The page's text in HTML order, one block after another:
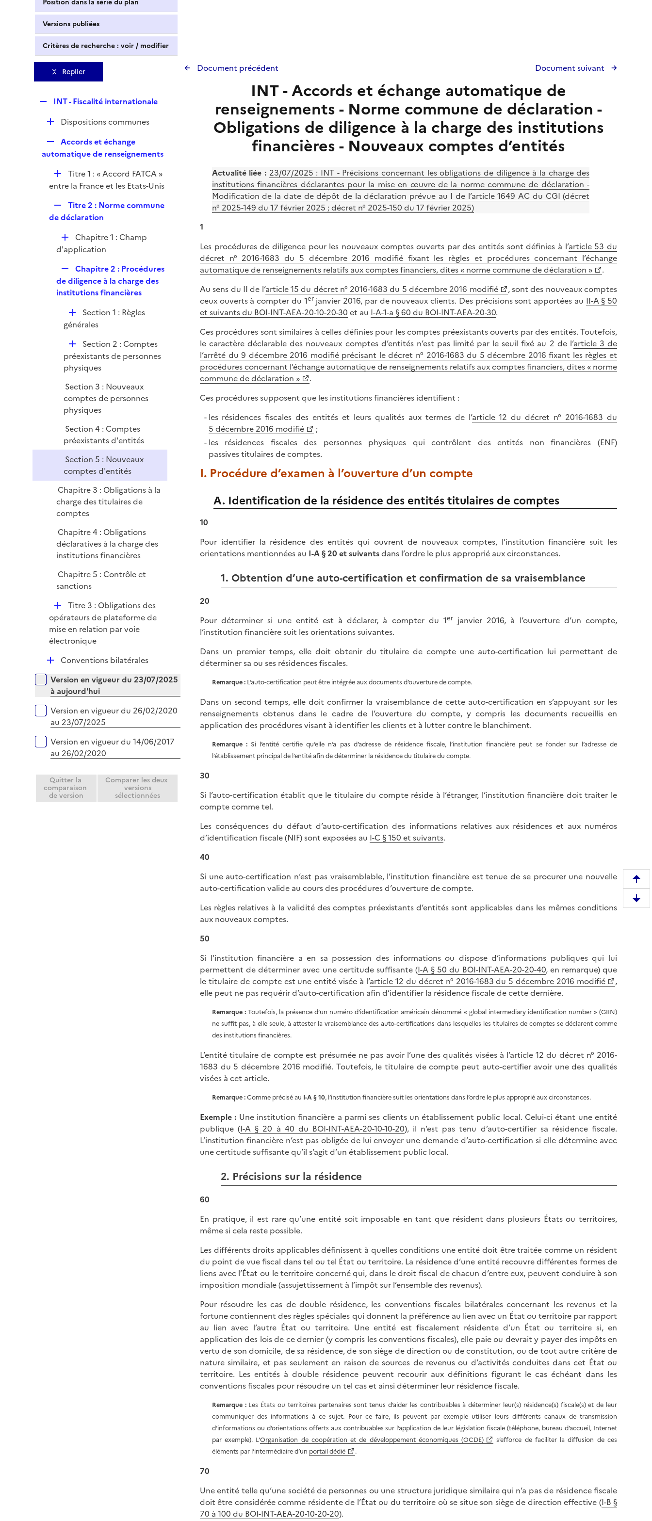
Position dans la série du plan
Versions publiées
Critères de recherche : voir / modifier
Replier
p
e
INT - Fiscalité internationale
D
p
l
i
e
r
Dispositions communes
e
l
i
Accords et échange
automatique de renseignements
D
é
i
e
r
Titre 1 : « Accord FATCA »
entre la France et les Etats-Unis
e
l
i
Titre 2 : Norme commune
de déclaration
D
é
i
e
r
Chapitre 1 : Champ
d'application
e
p
i
e
r
Chapitre 2 : Procédures
de diligence à la charge des
institutions financières
D
é
i
e
r
Section 1 : Règles
générales
D
é
p
i
e
r
Section 2 : Comptes
préexistants de personnes
physiques
Section 3 : Nouveaux
comptes de personnes
physiques
Section 4 : Comptes
préexistants d'entités
Section 5 : Nouveaux
comptes d'entités
Chapitre 3 : Obligations à la
charge des titulaires de
comptes
Chapitre 4 : Obligations
déclaratives à la charge des
institutions financières
Chapitre 5 : Contrôle et
sanctions
D
é
p
l
e
Titre 3 : Obligations des
opérateurs de plateforme de
mise en relation par voie
électronique
D
p
l
i
r
Conventions bilatérales
Versions sur la période
Version en vigueur du 23/07/2025
à aujourd'hui
Version en vigueur du 26/02/2020
au 23/07/2025
Version en vigueur du 14/06/2017
au 26/02/2020
Quitter la
comparaison
de version
Comparer les deux
versions
sélectionnées
Document précédent Document suivant
INT - Accords et échange automatique de
renseignements - Norme commune de déclaration -
Obligations de diligence à la charge des institutions
financières - Nouveaux comptes d’entités
Actualité liée : 23/07/2025 : INT - Précisions concernant les obligations de diligence à la charge des
institutions financières déclarantes pour la mise en œuvre de la norme commune de déclaration -
Modification de la date de dépôt de la déclaration prévue au I de l’article 1649 AC du CGI (décret
n° 2025-149 du 17 février 2025 ; décret n° 2025-150 du 17 février 2025)
1
Les procédures de diligence pour les nouveaux comptes ouverts par des entités sont définies à l’article 53 du
décret n° 2016-1683 du 5 décembre 2016 modifié fixant les règles et procédures concernant l’échange
automatique de renseignements relatifs aux comptes financiers, dites « norme commune de déclaration »
.
Au sens du II de l’article 15 du décret n° 2016-1683 du 5 décembre 2016 modifié
, sont des nouveaux comptes
ceux ouverts à compter du 1erjanvier 2016, par de nouveaux clients. Des précisions sont apportées au II-A § 50
et suivants du BOI-INT-AEA-20-10-20-30 et au I-A-1-a § 60 du BOI-INT-AEA-20-30.
Ces procédures sont similaires à celles définies pour les comptes préexistants ouverts par des entités. Toutefois,
le caractère déclarable des nouveaux comptes d’entités n’est pas limité par le seuil fixé au 2 de l’article 3 de
l’arrêté du 9 décembre 2016 modifié précisant le décret n° 2016-1683 du 5 décembre 2016 fixant les règles et
procédures concernant l’échange automatique de renseignements relatifs aux comptes financiers, dites « norme
commune de déclaration »
.
Ces procédures supposent que les institutions financières identifient :
les résidences fiscales des entités et leurs qualités aux termes de l’article 12 du décret n° 2016-1683 du
5 décembre 2016 modifié
;
les résidences fiscales des personnes physiques qui contrôlent des entités non financières (ENF)
passives titulaires de comptes.
I. Procédure d’examen à l’ouverture d’un compte
A. Identification de la résidence des entités titulaires de comptes
10
Pour identifier la résidence des entités qui ouvrent de nouveaux comptes, l’institution financière suit les
orientations mentionnées au I-A § 20 et suivantsdans l’ordre le plus approprié aux circonstances.
1. Obtention d’une auto-certification et confirmation de sa vraisemblance
20
Pour déterminer si une entité est à déclarer, à compter du 1erjanvier 2016, à l’ouverture d’un compte,
l’institution financière suit les orientations suivantes.
Dans un premier temps, elle doit obtenir du titulaire de compte une auto-certification lui permettant de
déterminer sa ou ses résidences fiscales.
Remarque :L’auto-certification peut être intégrée aux documents d’ouverture de compte.
Dans un second temps, elle doit confirmer la vraisemblance de cette auto-certification en s’appuyant sur les
renseignements obtenus dans le cadre de l’ouverture du compte, y compris les documents recueillis en
application des procédures visant à identifier les clients et à lutter contre le blanchiment.
Remarque : Si l’entité certifie qu’elle n’a pas d’adresse de résidence fiscale, l’institution financière peut se fonder sur l’adresse de
l’établissement principal de l’entité afin de déterminer la résidence du titulaire du compte.
30
Si l’auto-certification établit que le titulaire du compte réside à l’étranger, l’institution financière doit traiter le
compte comme tel.
Les conséquences du défaut d’auto-certification des informations relatives aux résidences et aux numéros
d’identification fiscale (NIF) sont exposées au I-C § 150 et suivants.
40
Si une auto-certification n’est pas vraisemblable, l’institution financière est tenue de se procurer une nouvelle
auto-certification valide au cours des procédures d’ouverture de compte.
Les règles relatives à la validité des comptes préexistants d’entités sont applicables dans les mêmes conditions
aux nouveaux comptes.
50
Si l’institution financière a en sa possession des informations ou dispose d’informations publiques qui lui
permettent de déterminer avec une certitude suffisante (I-A § 50 du BOI-INT-AEA-20-20-40, en remarque) que
le titulaire de compte est une entité visée à l’article 12 du décret n° 2016-1683 du 5 décembre 2016 modifié
,
elle peut ne pas requérir d’auto-certification afin d’identifier la résidence fiscale de cette dernière.
Remarque :Toutefois, la présence d’un numéro d’identification américain dénommé « global intermediary identification number » (GIIN)
ne suffit pas, à elle seule, à attester la vraisemblance des auto-certifications dans lesquelles les titulaires de comptes se déclarent comme
des institutions financières.
L’entité titulaire de compte est présumée ne pas avoir l’une des qualités visées à l’article 12 du décret n° 2016-
1683 du 5 décembre 2016 modifié. Toutefois, le titulaire de compte peut auto-certifier avoir une des qualités
visées à cet article.
Remarque :Comme précisé au I-A § 10, l’institution financière suit les orientations dans l’ordre le plus approprié aux circonstances.
Exemple : Une institution financière a parmi ses clients un établissement public local. Celui-ci étant une entité
publique (I-A § 20 à 40 du BOI-INT-AEA-20-10-10-20), il n’est pas tenu d’auto-certifier sa résidence fiscale.
L’institution financière n’est pas obligée de lui envoyer une demande d’auto-certification si elle détermine avec
une certitude suffisante qu’il s’agit d’un établissement public local.
2. Précisions sur la résidence
60
En pratique, il est rare qu’une entité soit imposable en tant que résident dans plusieurs États ou territoires,
même si cela reste possible.
Les différents droits applicables définissent à quelles conditions une entité doit être traitée comme un résident
du point de vue fiscal dans tel ou tel État ou territoire. La résidence d’une entité recouvre différentes formes de
liens avec l’État ou le territoire concerné qui, dans le droit fiscal de chacun d’entre eux, peuvent conduire à son
imposition mondiale (assujettissement à l’impôt sur l’ensemble des revenus).
Pour résoudre les cas de double résidence, les conventions fiscales bilatérales concernant les revenus et la
fortune contiennent des règles spéciales qui donnent la préférence au lien avec un État ou territoire par rapport
au lien avec l’autre État ou territoire. Une entité est fiscalement résidente d’un État ou territoire si, en
application des lois de ce dernier (y compris les conventions fiscales), elle paie ou devrait y payer des impôts en
vertu de son domicile, de sa résidence, de son siège de direction ou de constitution, ou de tout autre critère de
nature similaire, et pas seulement en raison de sources de revenus ou d’activités conduites dans cet État ou
territoire. Les entités à double résidence peuvent recourir aux définitions figurant le cas échéant dans les
conventions fiscales pour résoudre un tel cas et ainsi déterminer leur résidence fiscale.
Remarque : Les États ou territoires partenaires sont tenus d’aider les contribuables à déterminer leur(s) résidence(s) fiscale(s) et de leur
communiquer des informations à ce sujet. Pour ce faire, ils peuvent par exemple utiliser leurs différents canaux de transmission
d’informations ou d’orientations offerts aux contribuables sur l’application de leur législation fiscale (téléphone, bureau d’accueil, Internet
par exemple). L’Organisation de coopération et de développement économiques (OCDE)
s’efforce de faciliter la diffusion de ces
éléments par l’intermédiaire d’un portail dédié .
70
Une entité telle qu’une société de personnes ou une structure juridique similaire qui n’a pas de résidence fiscale
doit être considérée comme résidente de l’État ou du territoire où se situe son siège de direction effective (I-B §
70 à 100 du BOI-INT-AEA-20-10-20-20).
e
m
D